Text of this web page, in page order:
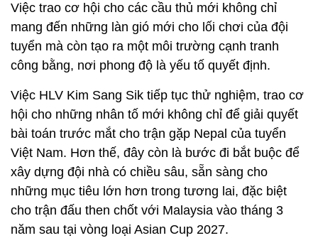
Việc trao cơ hội cho các cầu thủ mới không chỉ
mang đến những làn gió mới cho lối chơi của đội
tuyển mà còn tạo ra một môi trường cạnh tranh
công bằng, nơi phong độ là yếu tố quyết định.
Việc HLV Kim Sang Sik tiếp tục thử nghiệm, trao cơ
hội cho những nhân tố mới không chỉ để giải quyết
bài toán trước mắt cho trận gặp Nepal của tuyển
Việt Nam. Hơn thế, đây còn là bước đi bắt buộc để
xây dựng đội nhà có chiều sâu, sẵn sàng cho
những mục tiêu lớn hơn trong tương lai, đặc biệt
cho trận đấu then chốt với Malaysia vào tháng 3
năm sau tại vòng loại Asian Cup 2027.